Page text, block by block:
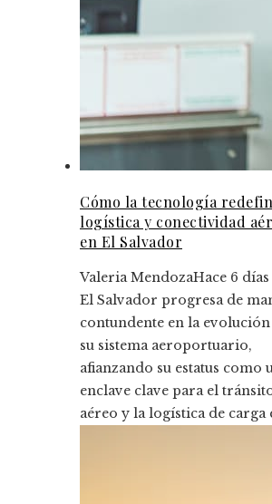
Cómo la tecnología
logística y conectividad
en El Salvador
Valeria MendozaHace 6 días
El Salvador progresa de
contundente en la evolución
su sistema aeroportuario,
afianzando su estatus como
enclave clave para el
aéreo y la logística de carga